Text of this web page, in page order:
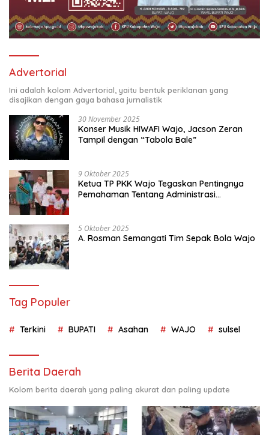
Advertorial
Ini adalah kolom Advertorial, yaitu bentuk periklanan yang
disajikan dengan gaya bahasa jurnalistik
30 November 2025
Konser Musik HIWAFI Wajo, Jacson Zeran
Tampil dengan “Tabola Bale”
9 Oktober 2025
Ketua TP PKK Wajo Tegaskan Pentingnya
Pemahaman Tentang Administrasi
5 Oktober 2025
A. Rosman Semangati Tim Sepak Bola Wajo
Tag Populer
Terkini BUPATI Asahan WAJO sulsel
Berita Daerah
Kolom berita daerah yang paling akurat dan paling update